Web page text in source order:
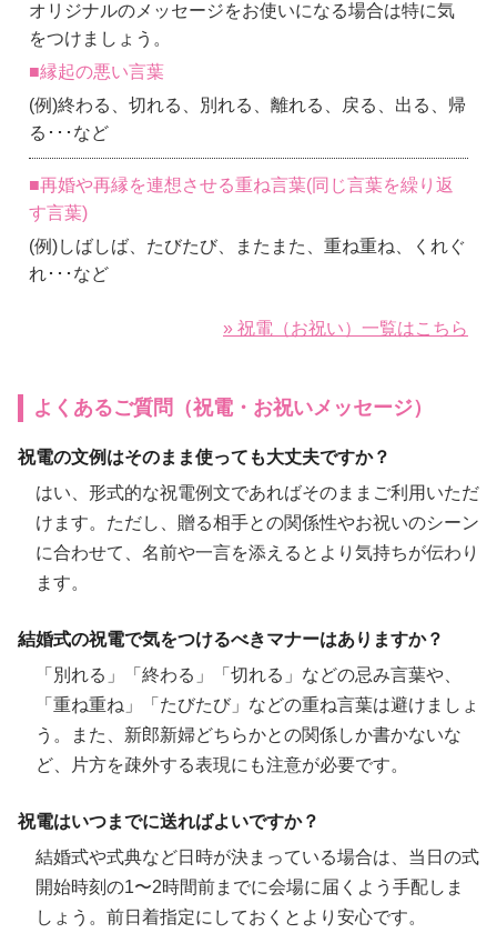
オリジナルのメッセージをお使いになる場合は特に気
をつけましょう。
■縁起の悪い言葉
(例)終わる、切れる、別れる、離れる、戻る、出る、帰
る･･･など
■再婚や再縁を連想させる重ね言葉(同じ言葉を繰り返
す言葉)
(例)しばしば、たびたび、またまた、重ね重ね、くれぐ
れ･･･など
» 祝電（お祝い）一覧はこちら
よくあるご質問（祝電・お祝いメッセージ）
祝電の文例はそのまま使っても大丈夫ですか？
はい、形式的な祝電例文であればそのままご利用いただ
けます。ただし、贈る相手との関係性やお祝いのシーン
に合わせて、名前や一言を添えるとより気持ちが伝わり
ます。
結婚式の祝電で気をつけるべきマナーはありますか？
「別れる」「終わる」「切れる」などの忌み言葉や、
「重ね重ね」「たびたび」などの重ね言葉は避けましょ
う。また、新郎新婦どちらかとの関係しか書かないな
ど、片方を疎外する表現にも注意が必要です。
祝電はいつまでに送ればよいですか？
結婚式や式典など日時が決まっている場合は、当日の式
開始時刻の1〜2時間前までに会場に届くよう手配しま
しょう。前日着指定にしておくとより安心です。